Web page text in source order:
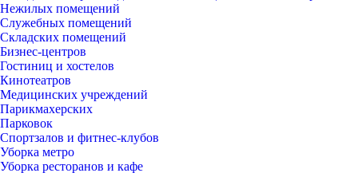
Нежилых помещений
Служебных помещений
Складских помещений
Бизнес-центров
Гостиниц и хостелов
Кинотеатров
Медицинских учреждений
Парикмахерских
Парковок
Спортзалов и фитнес-клубов
Уборка метро
Уборка ресторанов и кафе